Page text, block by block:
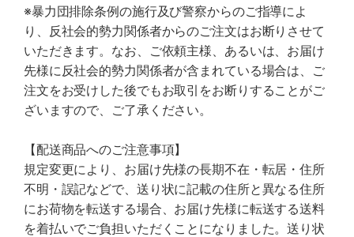
※暴力団排除条例の施行及び警察からのご指導によ
り、反社会的勢力関係者からのご注文はお断りさせて
いただきます。なお、ご依頼主様、あるいは、お届け
先様に反社会的勢力関係者が含まれている場合は、ご
注文をお受けした後でもお取引をお断りすることがご
ざいますので、ご了承ください。
【配送商品へのご注意事項】
規定変更により、お届け先様の長期不在・転居・住所
不明・誤記などで、送り状に記載の住所と異なる住所
にお荷物を転送する場合、お届け先様に転送する送料
を着払いでご負担いただくことになりました。送り状